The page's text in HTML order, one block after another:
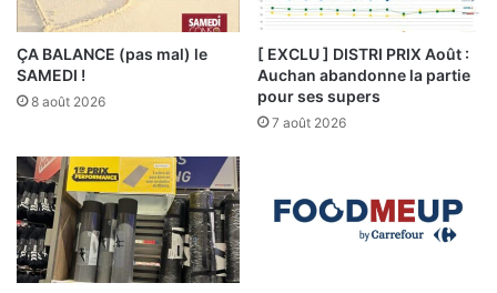
ÇA BALANCE (pas mal) le
SAMEDI !
8 août 2026
[ EXCLU ] DISTRI PRIX Août :
Auchan abandonne la partie
pour ses supers
7 août 2026